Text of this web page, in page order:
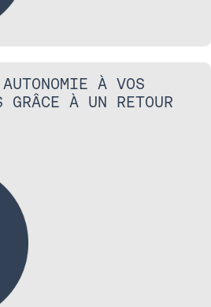
À VOS
GRÂCE À UN RETOUR